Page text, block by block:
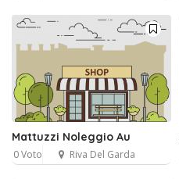
Mattuzzi Noleggio Au
0 Voto Riva Del Garda